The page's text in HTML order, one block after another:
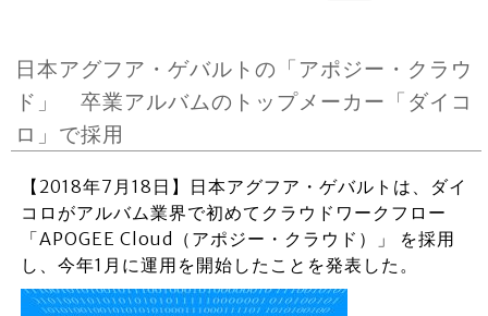
日本アグフア・ゲバルトの「アポジー・クラウ
ド」 卒業アルバムのトップメーカー「ダイコ
ロ」で採用
【2018年7月18日】日本アグフア・ゲバルトは、ダイ
コロがアルバム業界で初めてクラウドワークフロー
「APOGEE Cloud（アポジー・クラウド）」 を採用
し、今年1月に運用を開始したことを発表した。